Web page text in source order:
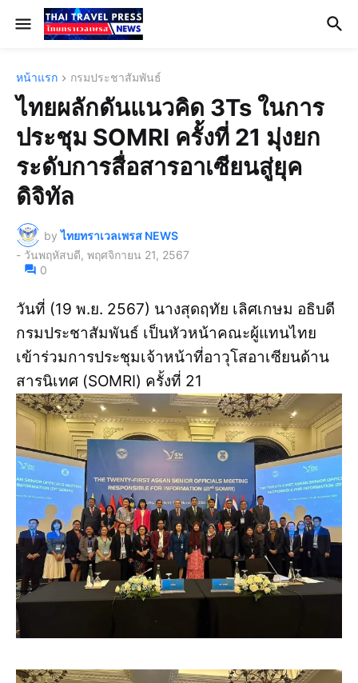
หน้าแรก กรมประชาสัมพันธ์
ไทยผลักดันแนวคิด 3Ts ในการ
ประชุม SOMRI ครั้งที่ 21 มุ่งยก
ระดับการสื่อสารอาเซียนสู่ยุค
ดิจิทัล
by ไทยทราเวลเพรส NEWS
- วันพฤหัสบดี, พฤศจิกายน 21, 2567
0
วันที่ (19 พ.ย. 2567) นางสุดฤทัย เลิศเกษม อธิบดี
กรมประชาสัมพันธ์ เป็นหัวหน้าคณะผู้แทนไทย
เข้าร่วมการประชุมเจ้าหน้าที่อาวุโสอาเซียนด้าน
สารนิเทศ (SOMRI) ครั้งที่ 21